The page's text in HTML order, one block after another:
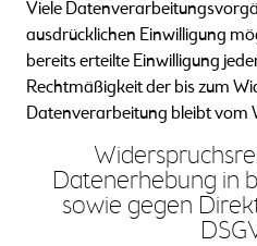
Viele
ausdrücklichen Einwilligung
bereits erteilte Einwilligung
Rechtmäßigkeit der bis zum
Datenverarbeitung bleibt vom
Datenerhebung in
sowie gegen